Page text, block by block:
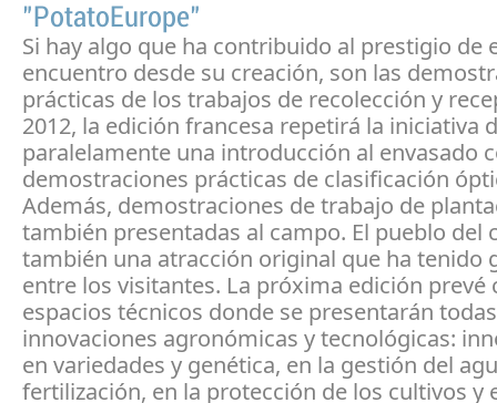
"PotatoEurope"
Si hay algo que ha contribuido al prestigio de
encuentro desde su creación, son las
prácticas de los trabajos de recolección y
2012, la edición francesa repetirá la iniciativa
paralelamente una introducción al envasado
demostraciones prácticas de clasificación
Además, demostraciones de trabajo de
también presentadas al campo. El pueblo del
también una atracción original que ha tenido
entre los visitantes. La próxima edición prevé
espacios técnicos donde se presentarán
innovaciones agronómicas y tecnológicas:
en variedades y genética, en la gestión del
fertilización, en la protección de los cultivos y